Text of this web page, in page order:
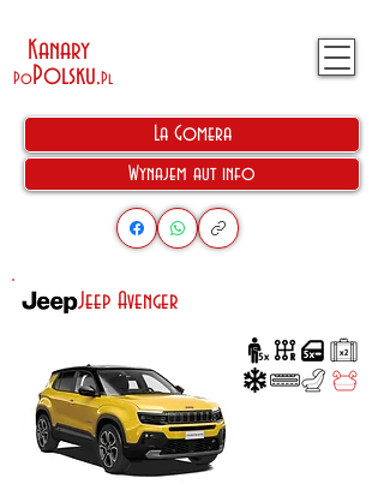
Kanary
PoPolsku.Pl
La Gomera
Wynajem aut info
Jeep Avenger